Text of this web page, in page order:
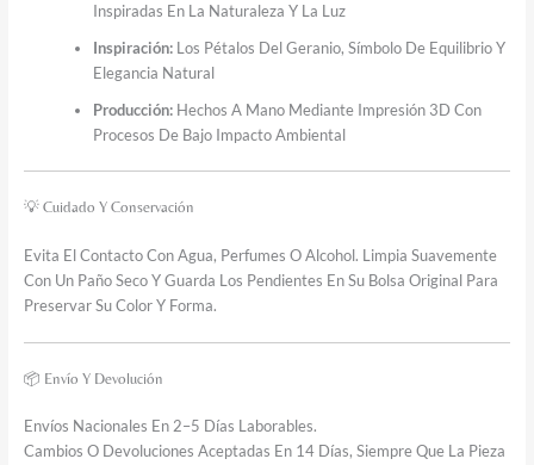
Inspiradas En La Naturaleza Y La Luz
Inspiración:Los Pétalos Del Geranio, Símbolo De Equilibrio Y
Elegancia Natural
Producción:Hechos A Mano Mediante Impresión 3D Con
Procesos De Bajo Impacto Ambiental
💡 Cuidado Y Conservación
Evita El Contacto Con Agua, Perfumes O Alcohol. Limpia Suavemente
Con Un Paño Seco Y Guarda Los Pendientes En Su Bolsa Original Para
Preservar Su Color Y Forma.
📦 Envío Y Devolución
Envíos Nacionales En 2–5 Días Laborables.
Cambios O Devoluciones Aceptadas En 14 Días, Siempre Que La Pieza